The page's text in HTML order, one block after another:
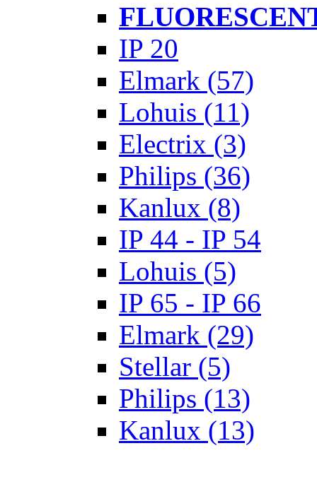
IP 20
Elmark (57)
Lohuis (11)
Electrix (3)
Philips (36)
Kanlux (8)
IP 44 - IP 54
Lohuis (5)
IP 65 - IP 66
Elmark (29)
Stellar (5)
Philips (13)
Kanlux (13)